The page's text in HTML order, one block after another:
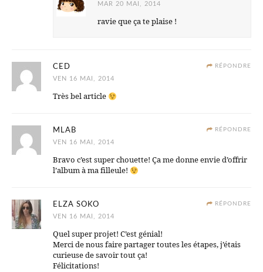
MAR 20 MAI, 2014
ravie que ça te plaise !
RÉPONDRE
CED
VEN 16 MAI, 2014
Très bel article
RÉPONDRE
MLAB
VEN 16 MAI, 2014
Bravo c’est super chouette! Ça me donne envie d’offrir
l’album à ma filleule!
RÉPONDRE
ELZA SOKO
VEN 16 MAI, 2014
Quel super projet! C’est génial!
Merci de nous faire partager toutes les étapes, j’étais
curieuse de savoir tout ça!
Félicitations!